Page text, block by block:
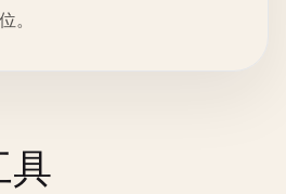
。
具